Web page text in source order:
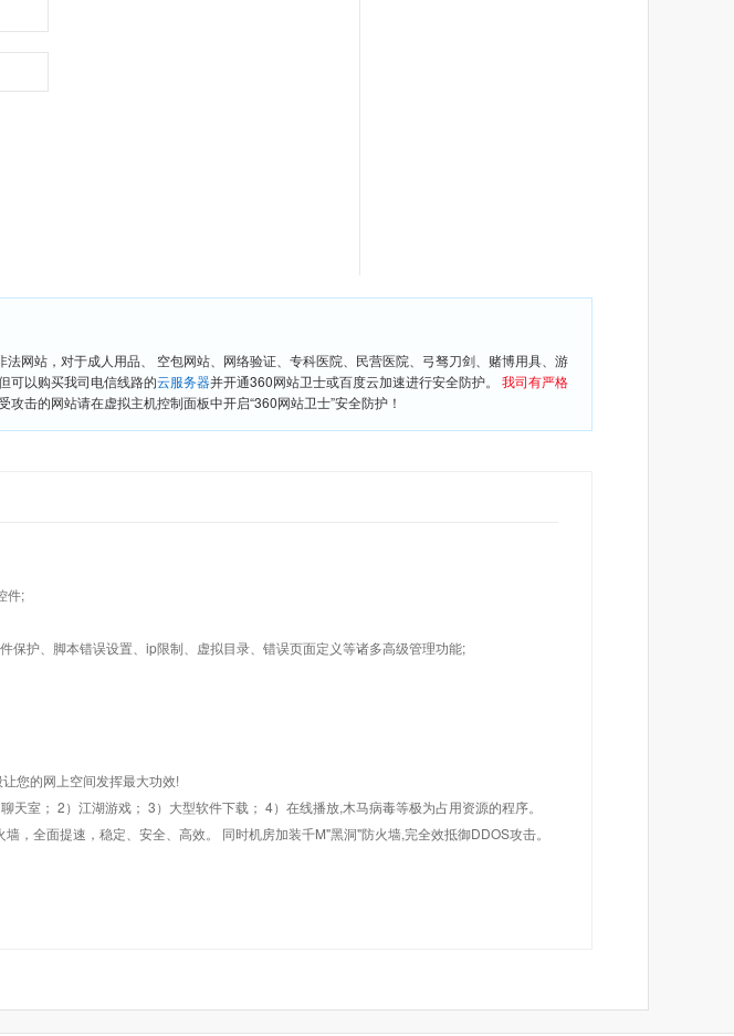
网站，对于成人用品、 空包网站、网络验证、专科医院、民营医院、弓驽刀剑、赌博用具、游
可以购买我司电信线路的云服务器并开通360网站卫士或百度云加速进行安全防护。 我司有严格
击的网站请在虚拟主机控制面板中开启“360网站卫士”安全防护！
件;
护、脚本错误设置、ip限制、虚拟目录、错误页面定义等诸多高级管理功能;
您的网上空间发挥最大功效!
室； 2）江湖游戏； 3）大型软件下载； 4）在线播放,木马病毒等极为占用资源的程序。
全面提速，稳定、安全、高效。 同时机房加装千M"黑洞"防火墙,完全效抵御DDOS攻击。